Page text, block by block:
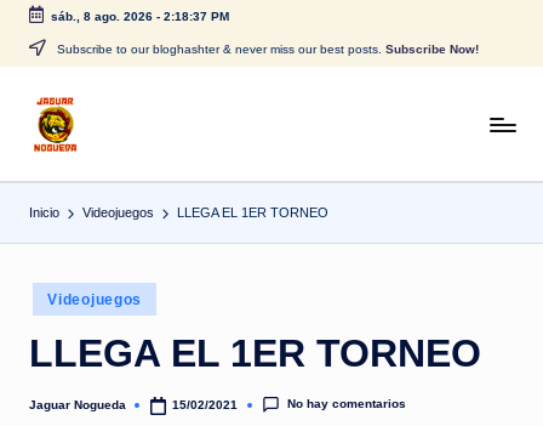
Saltar
contenido
sáb., 8 ago. 2026- 2:18:37 PM
Subscribe to our bloghashter & never miss our best posts. Subscribe Now!
J
a
g
r
CONTENIDO
Inicio Videojuegos LLEGA EL 1ER TORNEO
Publicado
en
Videojuegos
LLEGA EL 1ER TORNEO
Publicado
Jaguar Nogueda 15/02/2021 No hay comentarios